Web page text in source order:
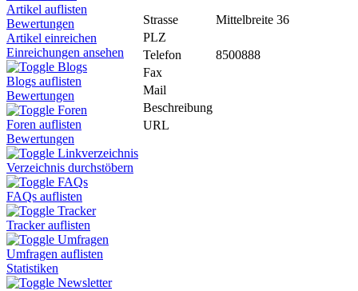
Artikel auflisten
Bewertungen
Artikel einreichen
Einreichungen ansehen
Blogs
Blogs auflisten
Bewertungen
Foren
Foren auflisten
Bewertungen
Linkverzeichnis
Verzeichnis durchstöbern
FAQs
FAQs auflisten
Tracker
Tracker auflisten
Umfragen
Umfragen auflisten
Statistiken
Newsletter
Strasse
Mittelbreite 36
PLZ
Telefon
8500888
Fax
Mail
Beschreibung
URL